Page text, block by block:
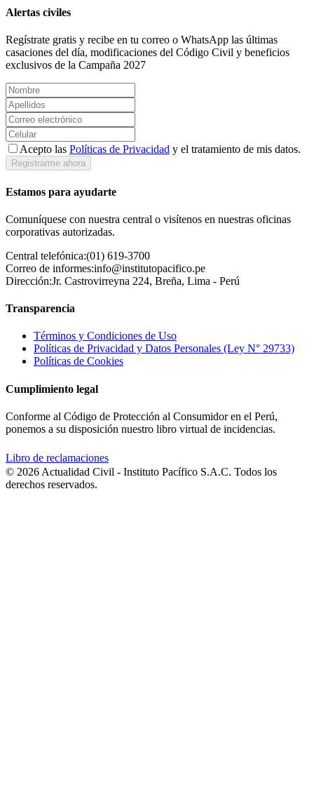
Alertas civiles
Regístrate gratis y recibe en tu correo o WhatsApp las últimas
casaciones del día, modificaciones del Código Civil y beneficios
exclusivos de la Campaña 2027
Acepto las Políticas de Privacidad y el tratamiento de mis datos.
Registrarme ahora
Estamos para ayudarte
Comuníquese con nuestra central o visítenos en nuestras oficinas
corporativas autorizadas.
Central telefónica:(01) 619-3700
Correo de informes:info@institutopacifico.pe
Dirección:Jr. Castrovirreyna 224, Breña, Lima - Perú
Transparencia
Términos y Condiciones de Uso
Políticas de Privacidad y Datos Personales (Ley N° 29733)
Políticas de Cookies
Cumplimiento legal
Conforme al Código de Protección al Consumidor en el Perú,
ponemos a su disposición nuestro libro virtual de incidencias.
Libro de reclamaciones
© 2026 Actualidad Civil - Instituto Pacífico S.A.C. Todos los
derechos reservados.